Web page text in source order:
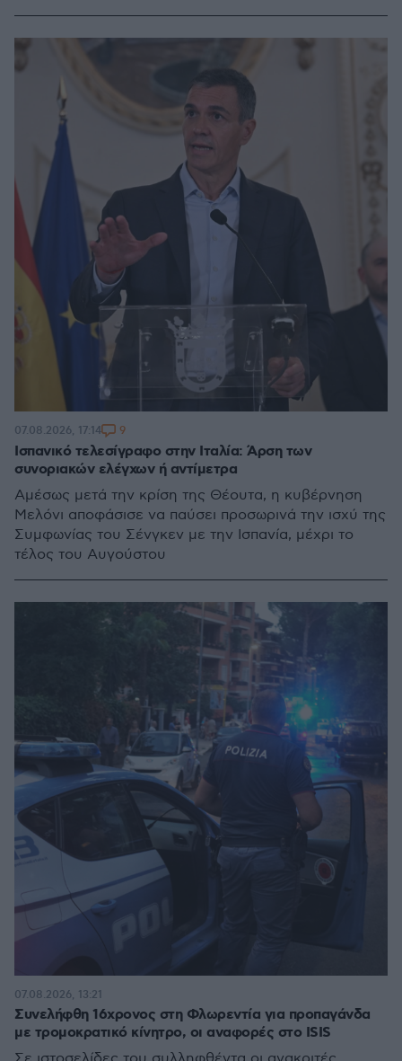
Ισπανικό τελεσίγραφο στην Ιταλία: Άρση των
συνοριακών ελέγχων ή αντίμετρα
Αμέσως μετά την κρίση της Θέουτα, η κυβέρνηση
Μελόνι αποφάσισε να παύσει προσωρινά την ισχύ της
Συμφωνίας του Σένγκεν με την Ισπανία, μέχρι το
τέλος του Αυγούστου
07.08.2026, 17:14 9
Συνελήφθη 16χρονος στη Φλωρεντία για προπαγάνδα
με τρομοκρατικό κίνητρο, οι αναφορές στο ISIS
07.08.2026, 13:21